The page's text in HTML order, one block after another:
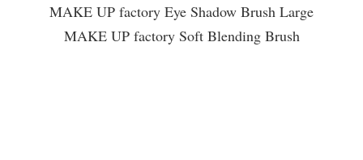
MAKE UP factory Eye Shadow Brush Large
MAKE UP factory Soft Blending Brush